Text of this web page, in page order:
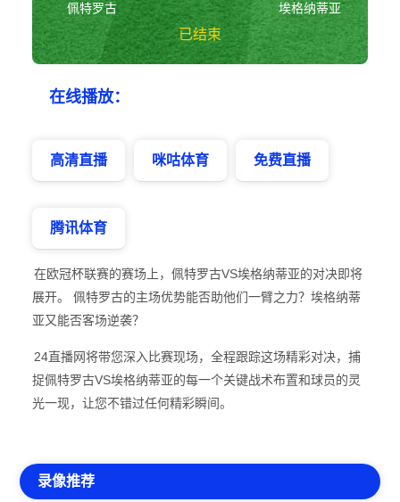
佩特罗古
已结束
埃格纳蒂亚
在线播放：
高清直播 咪咕体育 免费直播
腾讯体育
在欧冠杯联赛的赛场上，佩特罗古VS埃格纳蒂亚的对决即将
展开。 佩特罗古的主场优势能否助他们一臂之力？埃格纳蒂
亚又能否客场逆袭？
24直播网将带您深入比赛现场，全程跟踪这场精彩对决，捕
捉佩特罗古VS埃格纳蒂亚的每一个关键战术布置和球员的灵
光一现，让您不错过任何精彩瞬间。
录像推荐